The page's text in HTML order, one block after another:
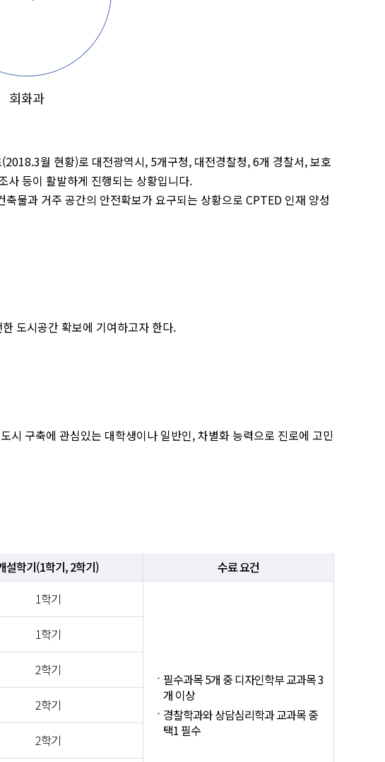
월 현황)로 대전광역시, 5개구청, 대전경찰청, 6개 경찰서, 보호
사 등이 활발하게 진행되는 상황입니다.
물과 거주 공간의 안전확보가 요구되는 상황으로 CPTED 인재 양성
도시공간 확보에 기여하고자 한다.
시 구축에 관심있는 대학생이나 일반인, 차별화 능력으로 진로에 고민
설학기(1학기, 2학기) 수료 요건
1학기
필수과목 5개 중 디자인학부 교과목 3
개 이상
경찰학과와 상담심리학과 교과목 중
택1 필수
1학기
2학기
2학기
2학기